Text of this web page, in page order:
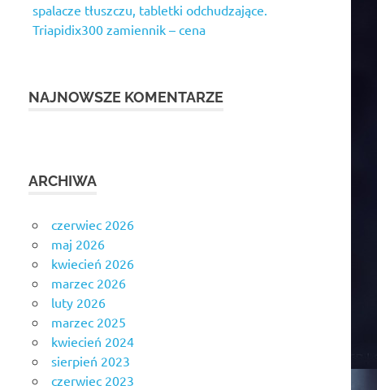
spalacze tłuszczu, tabletki odchudzające.
Triapidix300 zamiennik – cena
NAJNOWSZE KOMENTARZE
ARCHIWA
czerwiec 2026
maj 2026
kwiecień 2026
marzec 2026
luty 2026
marzec 2025
kwiecień 2024
sierpień 2023
czerwiec 2023